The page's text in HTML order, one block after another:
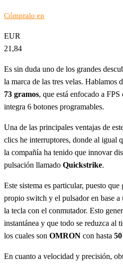
Cómpralo en
EUR
21,84
Es sin duda uno de los grandes
la marca de las tres velas. Hablamos
73 gramos, que está enfocado a
integra 6 botones programables.
Una de las principales ventajas de
clics he interruptores, donde al igual
la compañía ha tenido que innovar
pulsación llamado Quickstrike.
Este sistema es particular, puesto
propio switch y el pulsador en base a
la tecla con el conmutador. Esto
instantánea y que todo se reduzca al
los cuales son OMRON con hasta
En cuanto a velocidad y precisión,